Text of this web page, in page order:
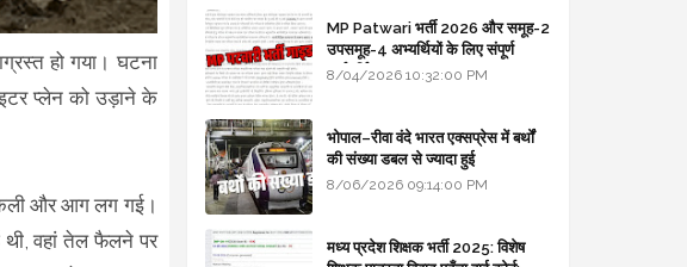
हो गया। घटना
प्लेन को उड़ाने के
और आग लग गई।
थी, वहां तेल फैलने पर
MP Patwari भर्ती 2026 और समूह-2
उपसमूह-4 अभ्यर्थियों के लिए संपूर्ण
मार्गदर्शिका
8/04/2026 10:32:00 PM
भोपाल–रीवा वंदे भारत एक्सप्रेस में बर्थों
की संख्या डबल से ज्यादा हुई
8/06/2026 09:14:00 PM
मध्य प्रदेश शिक्षक भर्ती 2025: विशेष